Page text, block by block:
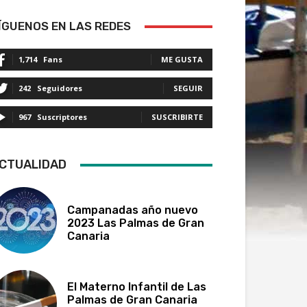
EN LAS REDES
1,714 Fans ME GUSTA
242 Seguidores SEGUIR
967 Suscriptores SUSCRIBIRTE
Campanadas año nuevo
2023 Las Palmas de Gran
Canaria
El Materno Infantil de Las
Palmas de Gran Canaria